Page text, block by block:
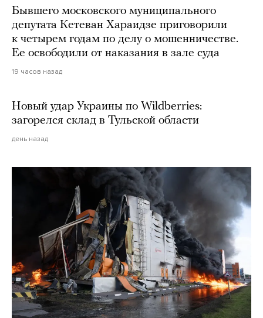
Бывшего московского муниципального
депутата Кетеван Хараидзе приговорили
к четырем годам по делу о мошенничестве.
Ее освободили от наказания в зале суда
19 часов назад
Новый удар Украины по Wildberries:
загорелся склад в Тульской области
день назад